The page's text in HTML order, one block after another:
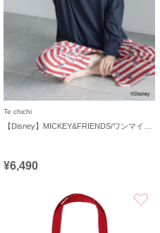
Te chichi
¥6,490